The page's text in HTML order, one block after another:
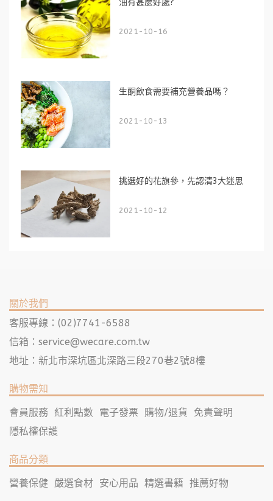
油有甚麼好處?
2021-10-16
生酮飲食需要補充營養品嗎？
2021-10-13
挑選好的花旗參，先認清3大迷思
2021-10-12
關於我們
客服專線：(02)7741-6588
信箱： service@wecare.com.tw
地址：新北市深坑區北深路三段270巷2號8樓
購物需知
會員服務 紅利點數 電子發票 購物/退貨
免責聲明
隱私權保護
商品分類
營養保健 嚴選食材 安心用品 精選書籍 推薦好物